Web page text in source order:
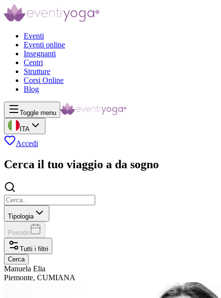
Eventi
Eventi online
Insegnanti
Centri
Strutture
Corsi Online
Blog
Toggle menu
ITA
Accedi
Cerca il tuo viaggio a da sogno
Tipologia
Periodo
Tutti i filtri
Cerca
Manuela Elia
Piemonte, CUMIANA